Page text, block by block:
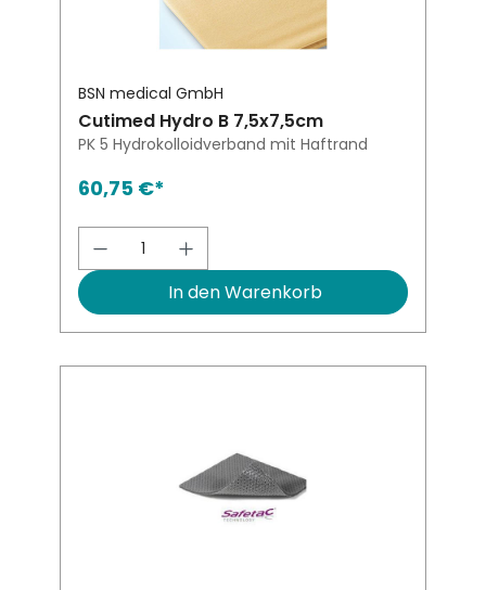
BSN medical GmbH
Cutimed Hydro B 7,5x7,5cm
PK 5 Hydrokolloidverband mit Haftrand
60,75 €*
Produkt Anzahl: Gib den
In den Warenkorb